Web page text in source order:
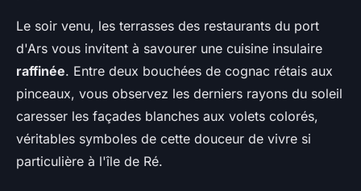
Le soir venu, les terrasses des restaurants du port
d'Ars vous invitent à savourer une cuisine insulaire
raffinée. Entre deux bouchées de cognac rétais aux
pinceaux, vous observez les derniers rayons du soleil
caresser les façades blanches aux volets colorés,
véritables symboles de cette douceur de vivre si
particulière à l'île de Ré.